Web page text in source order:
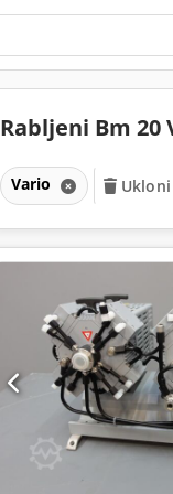
Rabljeni Bm 20
Vario